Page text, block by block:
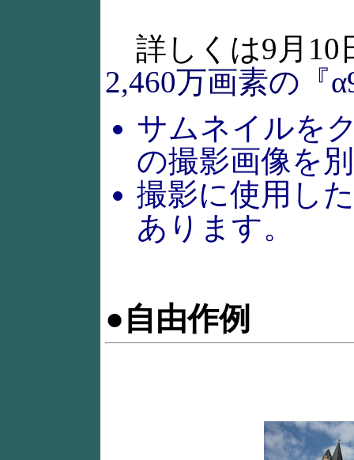
詳しくは9月10
2,460万画素の『
サムネイルを
の撮影画像を
撮影に使用し
あります。
●自由作例